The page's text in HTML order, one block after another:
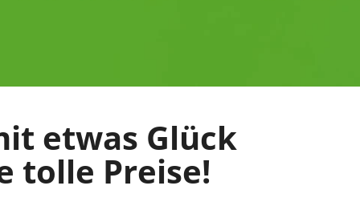
etwas Glück
tolle Preise!